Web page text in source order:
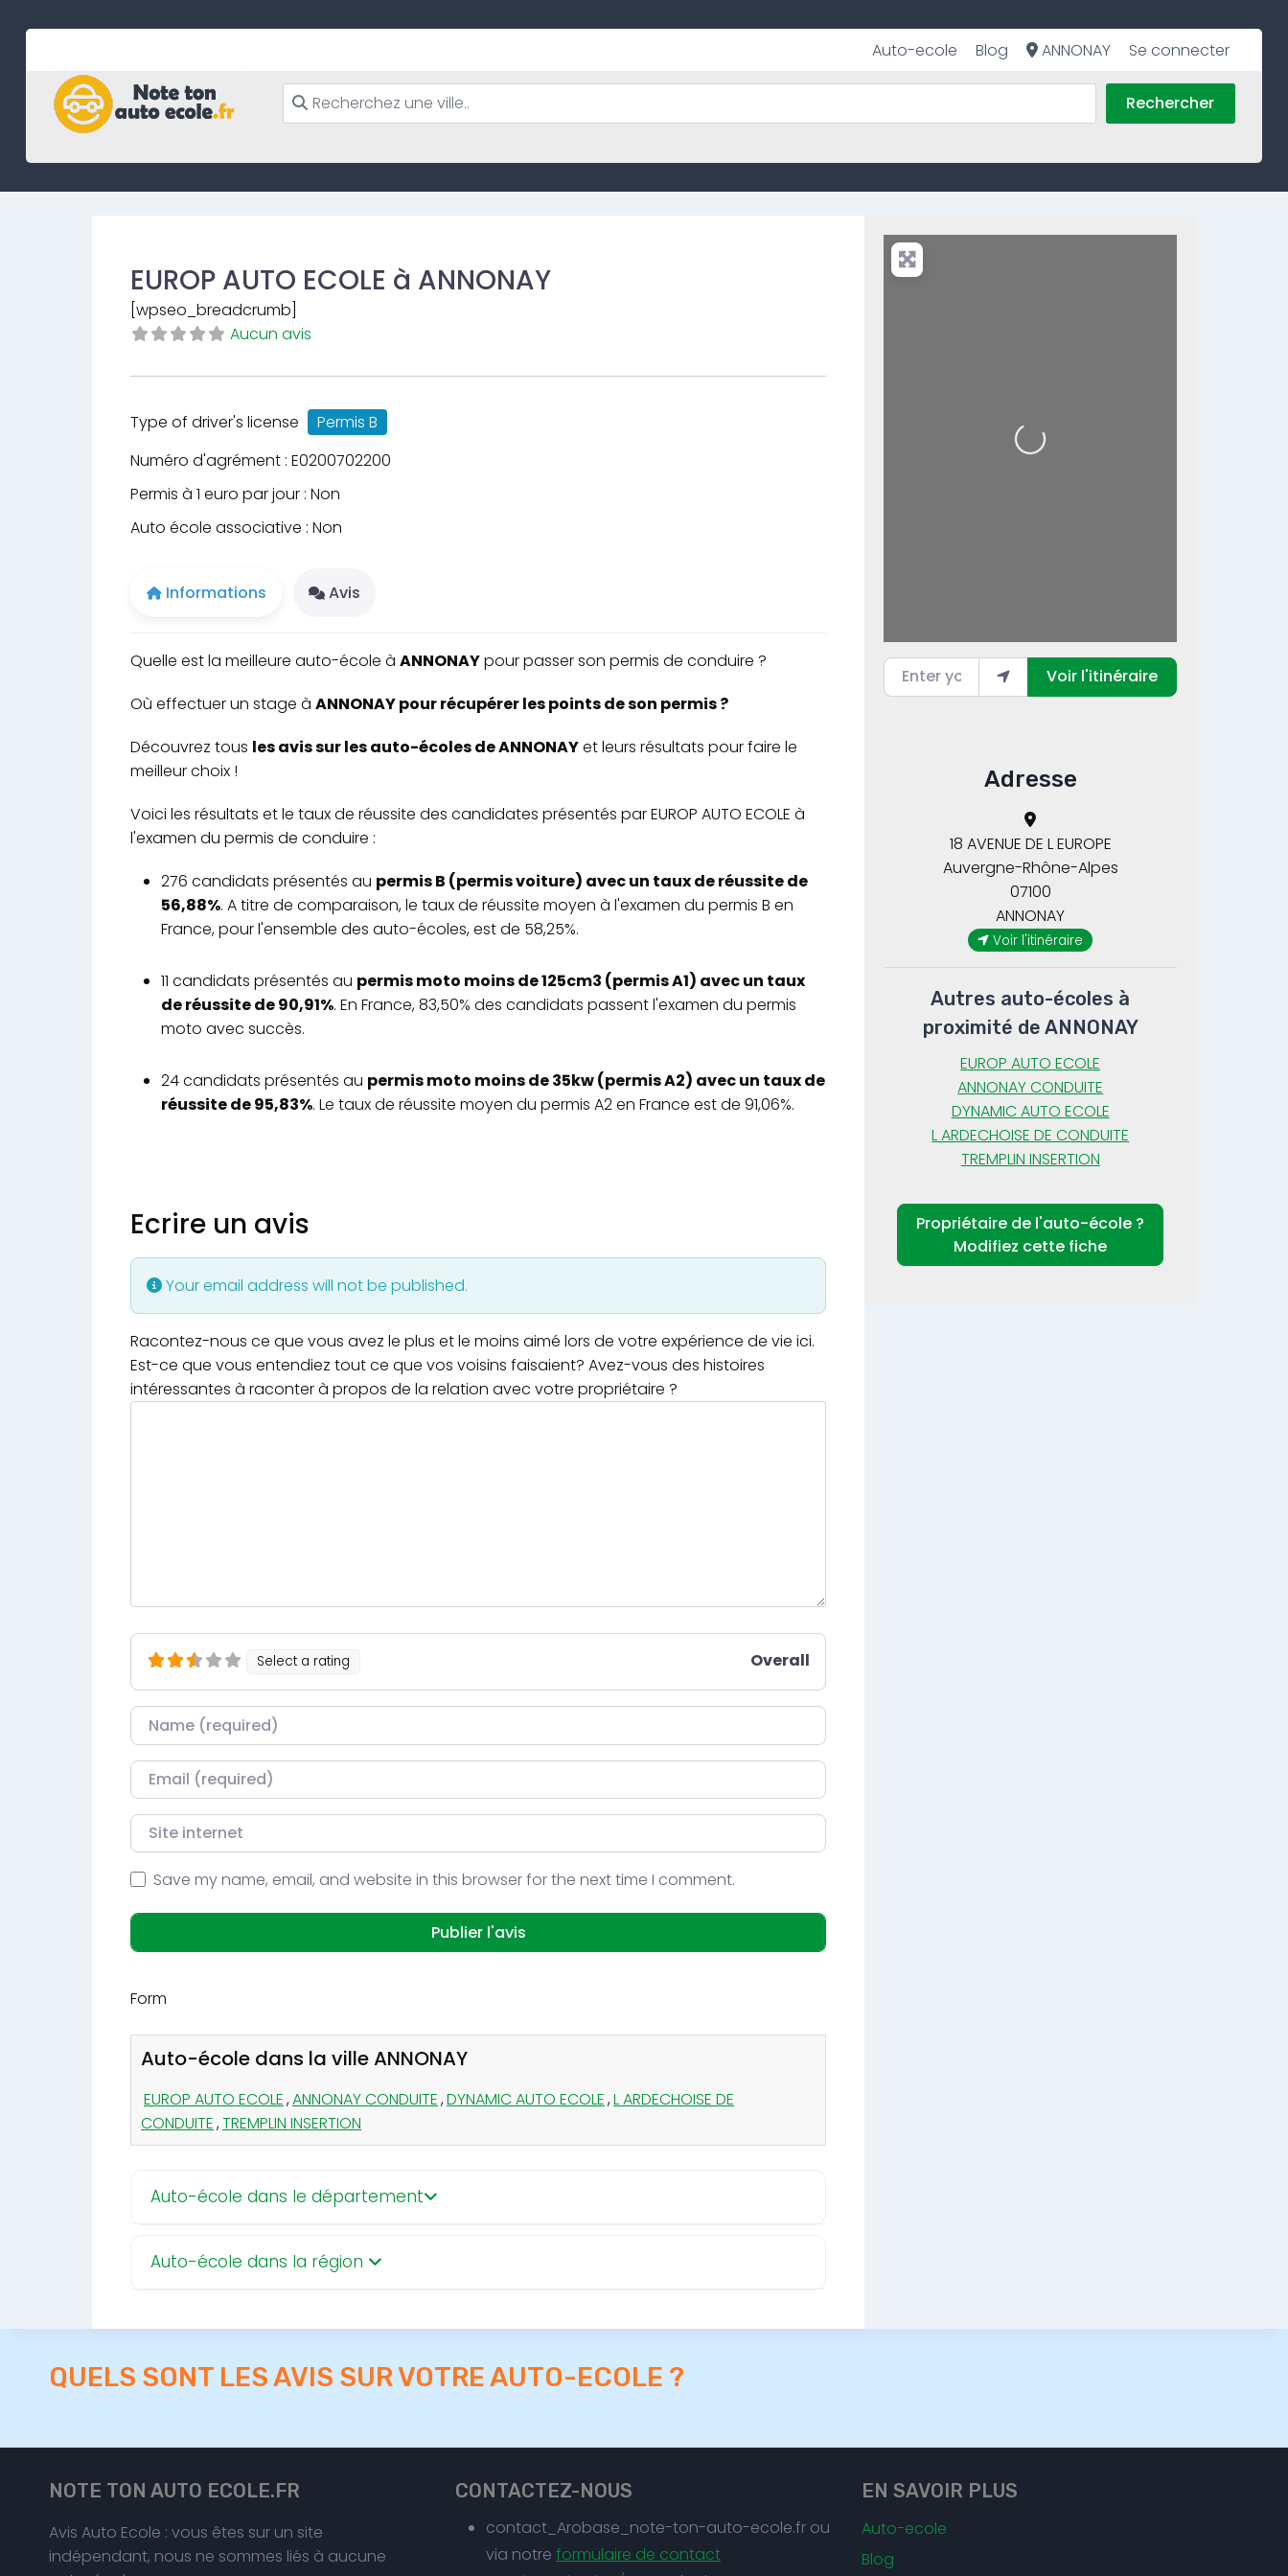
Auto-ecole Blog ANNONAY Se connecter
Rechercher
EUROP AUTO ECOLE à ANNONAY
[wpseo_breadcrumb]
Aucun avis
Type of driver's license
Permis B
Numéro d'agrément : E0200702200
Permis à 1 euro par jour : Non
Auto école associative : Non
Informations Avis
Quelle est la meilleure auto-école à ANNONAYpour passer son permis de conduire ?
Où effectuer un stage à ANNONAY pour récupérer les points de son permis ?
Découvrez tous les avis sur les auto-écoles de ANNONAYet leurs résultats pour faire le
meilleur choix !
Voici les résultats et le taux de réussite des candidates présentés par EUROP AUTO ECOLE à
l'examen du permis de conduire :
276 candidats présentés au permis B (permis voiture) avec un taux de réussite de
56,88%. A titre de comparaison, le taux de réussite moyen à l'examen du permis B en
France, pour l'ensemble des auto-écoles, est de 58,25%.
11 candidats présentés au permis moto moins de 125cm3 (permis A1) avec un taux
de réussite de 90,91%. En France, 83,50% des candidats passent l'examen du permis
moto avec succès.
24 candidats présentés au permis moto moins de 35kw (permis A2) avec un taux de
réussite de 95,83%. Le taux de réussite moyen du permis A2 en France est de 91,06%.
Ecrire un avis
Your email address will not be published.
Racontez-nous ce que vous avez le plus et le moins aimé lors de votre expérience de vie ici.
Est-ce que vous entendiez tout ce que vos voisins faisaient? Avez-vous des histoires
intéressantes à raconter à propos de la relation avec votre propriétaire ?
Select a rating Overall
Nom
Courriel
Site internet
Save my name, email, and website in this browser for the next time I comment.
Form
Auto-école dans la ville ANNONAY
EUROP AUTO ECOLE,ANNONAY CONDUITE,DYNAMIC AUTO ECOLE,L ARDECHOISE DE
CONDUITE,TREMPLIN INSERTION
Auto-école dans le département
Auto-école dans la région
Loading...
Enter your location
Voir l'itinéraire
Adresse
18 AVENUE DE L EUROPE
ANNONAY
Auvergne-Rhône-Alpes
07100
Voir l'itinéraire
Autres auto-écoles à
proximité de ANNONAY
EUROP AUTO ECOLE
ANNONAY CONDUITE
DYNAMIC AUTO ECOLE
L ARDECHOISE DE CONDUITE
TREMPLIN INSERTION
Propriétaire de l'auto-école ?
Modifiez cette fiche
QUELS SONT LES AVIS SUR VOTRE AUTO-ECOLE ?
NOTE TON AUTO ECOLE.FR
Avis Auto Ecole : vous êtes sur un site
indépendant, nous ne sommes liés à aucune
CONTACTEZ-NOUS
contact_Arobase_note-ton-auto-ecole.fr ou
via notre formulaire de contact
EN SAVOIR PLUS
Auto-ecole
Blog